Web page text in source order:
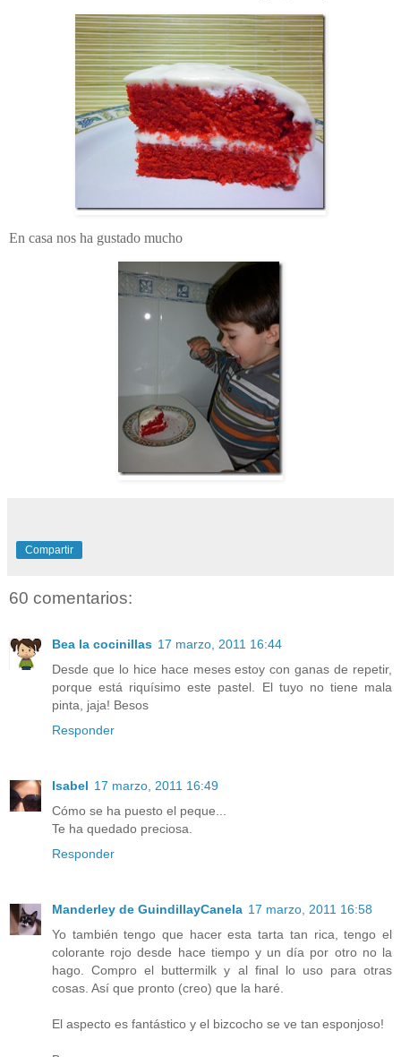
En casa nos ha gustado mucho
Compartir
60 comentarios:
Bea la cocinillas 17 marzo, 2011 16:44
Desde que lo hice hace meses estoy con ganas de repetir,
porque está riquísimo este pastel. El tuyo no tiene mala
pinta, jaja! Besos
Responder
Isabel 17 marzo, 2011 16:49
Cómo se ha puesto el peque...
Te ha quedado preciosa.
Responder
Manderley de GuindillayCanela 17 marzo, 2011 16:58
Yo también tengo que hacer esta tarta tan rica, tengo el
colorante rojo desde hace tiempo y un día por otro no la
hago. Compro el buttermilk y al final lo uso para otras
cosas. Así que pronto (creo) que la haré.
El aspecto es fantástico y el bizcocho se ve tan esponjoso!